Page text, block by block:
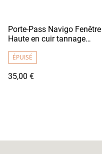
Porte-Pass Navigo Fenêtre
Haute en cuir tannage
Pomme
ÉPUISÉ
35,00 €